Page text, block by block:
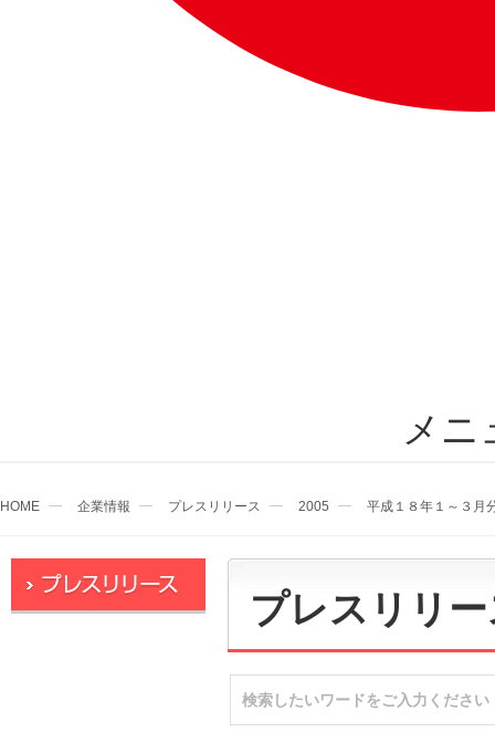
メニ
HOME 企業情報 プレスリリース 2005 平成１８年１～３月
プレスリリ